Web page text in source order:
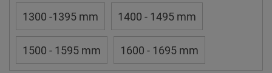
1300 -1395 mm 1400 - 1495 mm
1500 - 1595 mm 1600 - 1695 mm